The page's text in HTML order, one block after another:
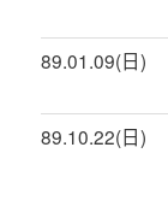
89.01.09(日)
89.10.22(日)